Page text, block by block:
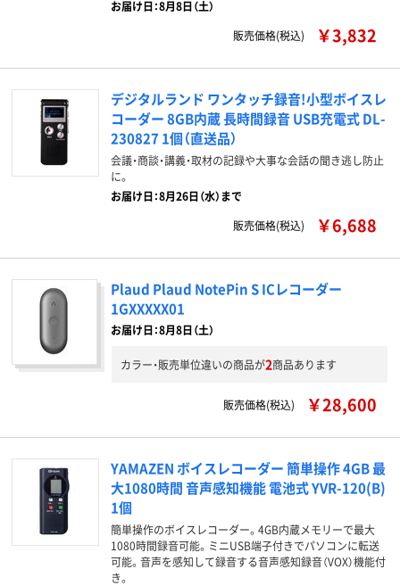
お届け日：8月8日（土）
販売価格(税込)
￥3,832
デジタルランド ワンタッチ録音!小型ボイスレ
コーダー 8GB内蔵 長時間録音 USB充電式 DL-
230827 1個（直送品）
会議・商談・講義・取材の記録や大事な会話の聞き逃し防止
に。
お届け日：8月26日（水）まで
販売価格(税込)
￥6,688
Plaud Plaud NotePin S ICレコーダー
1GXXXXX01
お届け日：8月8日（土）
カラー・販売単位違いの商品が2商品あります
販売価格(税込) ￥28,600
YAMAZEN ボイスレコーダー 簡単操作 4GB 最
大1080時間 音声感知機能 電池式 YVR-120(B)
1個
簡単操作のボイスレコーダー。4GB内蔵メモリーで最大
1080時間録音可能。ミニUSB端子付きでパソコンに転送
可能。音声を感知して録音する音声感知録音（VOX）機能付
き。